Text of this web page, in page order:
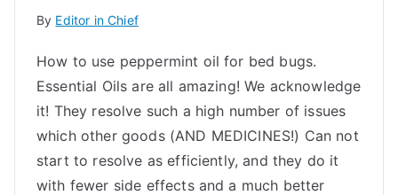
By Editor in Chief
How to use peppermint oil for bed bugs.
Essential Oils are all amazing! We acknowledge
it! They resolve such a high number of issues
which other goods (AND MEDICINES!) Can not
start to resolve as efficiently, and they do it
with fewer side effects and a much better